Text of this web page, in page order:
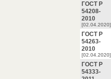
ГОСТ Р
54208-
2010
[02.04.2020]
ГОСТ Р
54263-
2010
[02.04.2020]
ГОСТ Р
54333-